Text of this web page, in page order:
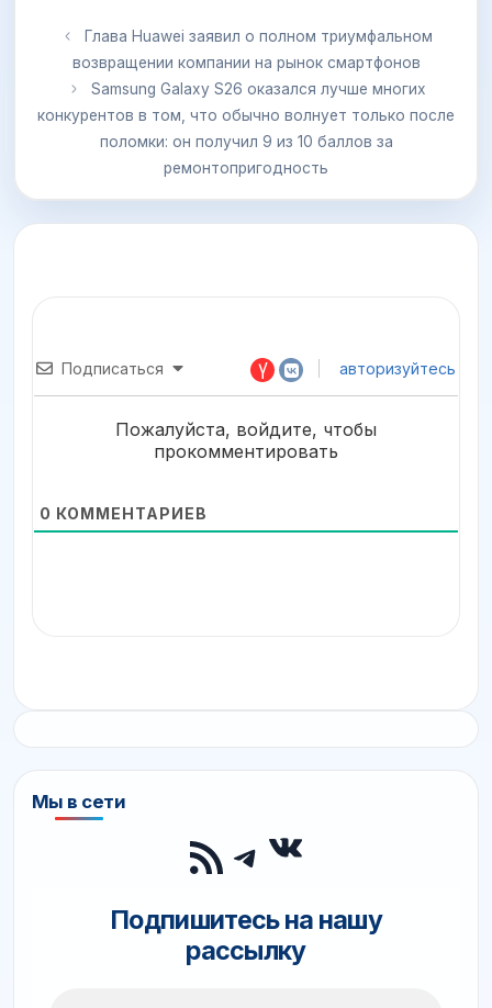
Глава Huawei заявил о полном триумфальном
возвращении компании на рынок смартфонов
Samsung Galaxy S26 оказался лучше многих
конкурентов в том, что обычно волнует только после
поломки: он получил 9 из 10 баллов за
ремонтопригодность
Подписаться авторизуйтесь
Пожалуйста, войдите, чтобы
прокомментировать
0 КОММЕНТАРИЕВ
Мы в сети
RSS-лента
Telegram
ВКонтакте
Подпишитесь на нашу
рассылку